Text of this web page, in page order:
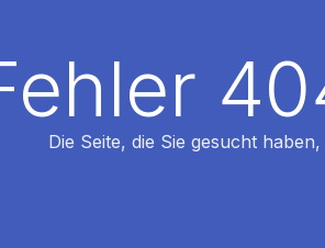
Die Seite, die Sie gesucht